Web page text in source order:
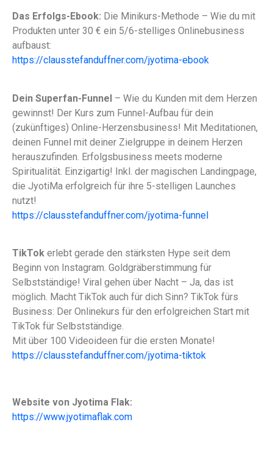
Das Erfolgs-Ebook: Die Minikurs-Methode – Wie du mit
Produkten unter 30 € ein 5/6-stelliges Onlinebusiness
aufbaust:
https://clausstefanduffner.com/jyotima-ebook
Dein Superfan-Funnel – Wie du Kunden mit dem Herzen
gewinnst! Der Kurs zum Funnel-Aufbau für dein
(zukünftiges) Online-Herzensbusiness! Mit Meditationen,
deinen Funnel mit deiner Zielgruppe in deinem Herzen
herauszufinden. Erfolgsbusiness meets moderne
Spiritualität. Einzigartig! Inkl. der magischen Landingpage,
die JyotiMa erfolgreich für ihre 5-stelligen Launches
nutzt!
https://clausstefanduffner.com/jyotima-funnel
TikTok erlebt gerade den stärksten Hype seit dem
Beginn von Instagram. Goldgräberstimmung für
Selbstständige! Viral gehen über Nacht – Ja, das ist
möglich. Macht TikTok auch für dich Sinn? TikTok fürs
Business: Der Onlinekurs für den erfolgreichen Start mit
TikTok für Selbstständige.
Mit über 100 Videoideen für die ersten Monate!
https://clausstefanduffner.com/jyotima-tiktok
Website von Jyotima Flak:
https://www.jyotimaflak.com